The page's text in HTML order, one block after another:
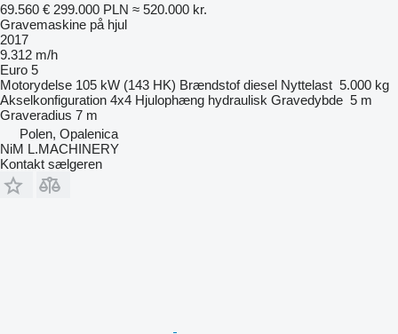
69.560 € 299.000 PLN ≈ 520.000 kr.
Gravemaskine på hjul
2017
9.312 m/h
Euro 5
Motorydelse 105 kW (143 HK) Brændstof diesel Nyttelast 5.000 kg
Akselkonfiguration 4x4 Hjulophæng hydraulisk Gravedybde 5 m
Graveradius 7 m
Polen, Opalenica
NiM L.MACHINERY
Kontakt sælgeren